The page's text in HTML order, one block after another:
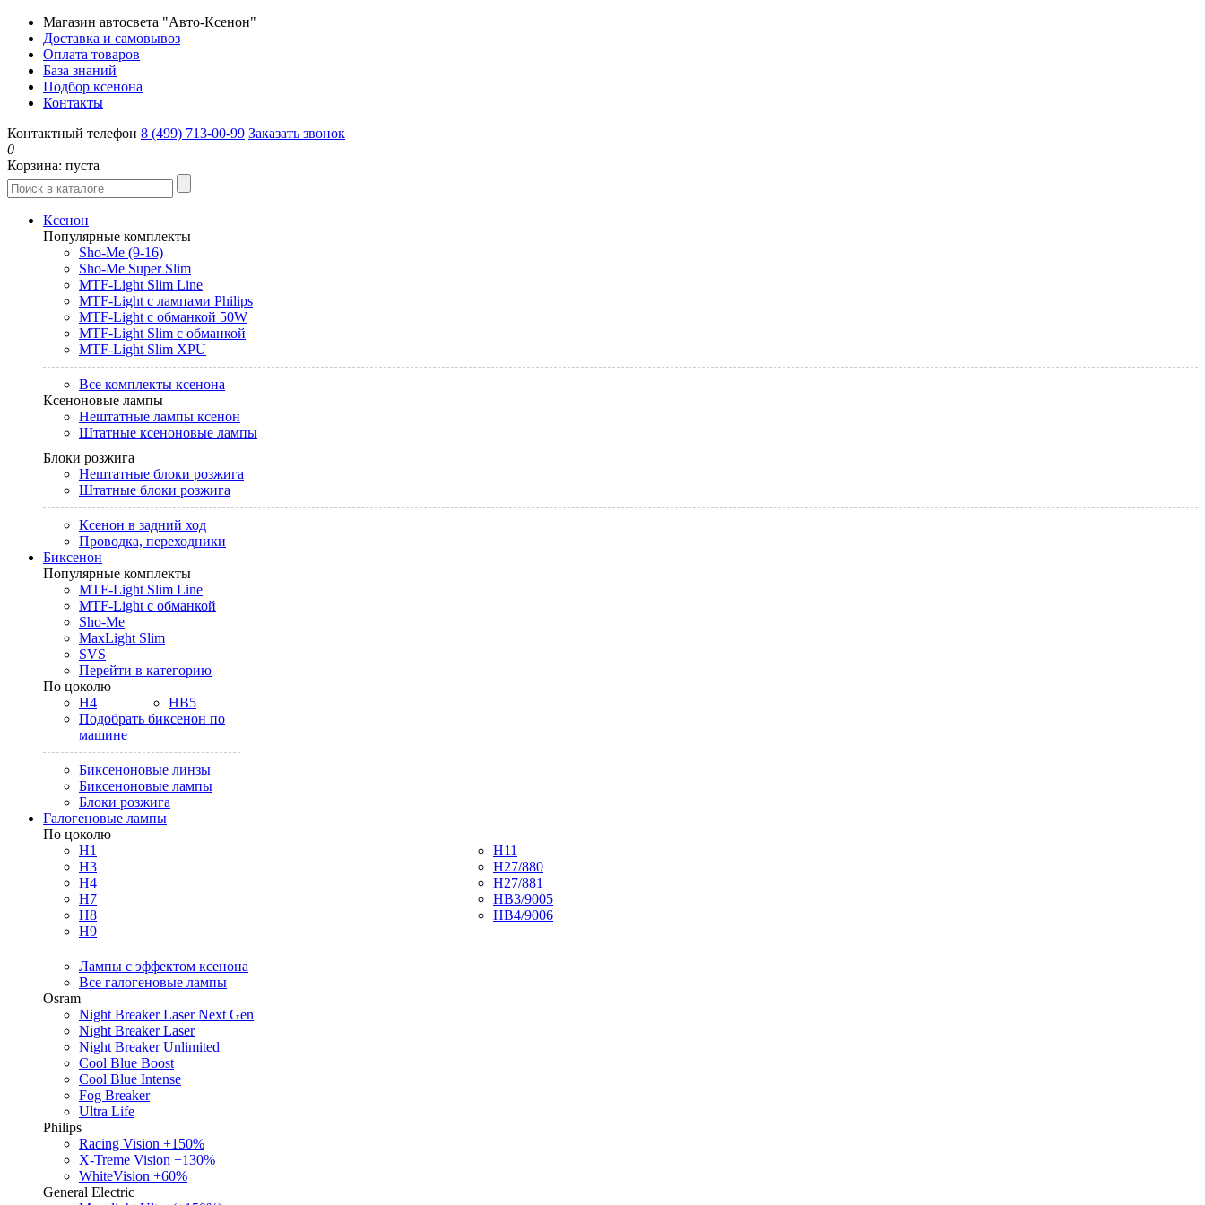
Магазин автосвета "Авто-Ксенон"
Доставка и самовывоз
Оплата товаров
База знаний
Подбор ксенона
Контакты
Контактный телефон 8 (499) 713-00-99 Заказать звонок
0
Корзина: пуста
Ксенон
Популярные комплекты
Sho-Me (9-16)
Sho-Me Super Slim
MTF-Light Slim Line
MTF-Light с лампами Philips
MTF-Light с обманкой 50W
MTF-Light Slim с обманкой
MTF-Light Slim XPU
Все комплекты ксенона
Ксеноновые лампы
Нештатные лампы ксенон
Штатные ксеноновые лампы
Блоки розжига
Нештатные блоки розжига
Штатные блоки розжига
Ксенон в задний ход
Проводка, переходники
Биксенон
Популярные комплекты
MTF-Light Slim Line
MTF-Light с обманкой
Sho-Me
MaxLight Slim
SVS
Перейти в категорию
По цоколю
H4
HB5
Подобрать биксенон по
машине
Биксеноновые линзы
Биксеноновые лампы
Блоки розжига
Галогеновые лампы
По цоколю
H1
H3
H4
H7
H8
H9
H11
H27/880
H27/881
HB3/9005
HB4/9006
Лампы с эффектом ксенона
Все галогеновые лампы
Osram
Night Breaker Laser Next Gen
Night Breaker Laser
Night Breaker Unlimited
Cool Blue Boost
Cool Blue Intense
Fog Breaker
Ultra Life
Philips
Racing Vision +150%
X-Treme Vision +130%
WhiteVision +60%
General Electric